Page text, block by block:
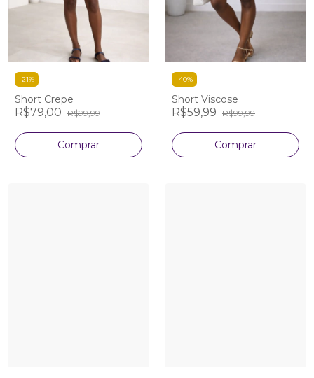
-21%
Short Crepe
R$79,00 R$99,99
Comprar
-40%
Short Viscose
R$59,99 R$99,99
Comprar